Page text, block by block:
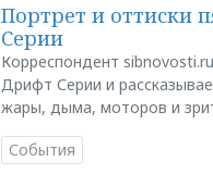
Портрет и оттиски
Серии
Корреспондент
Дрифт Серии и
жары, дыма, моторов и
События